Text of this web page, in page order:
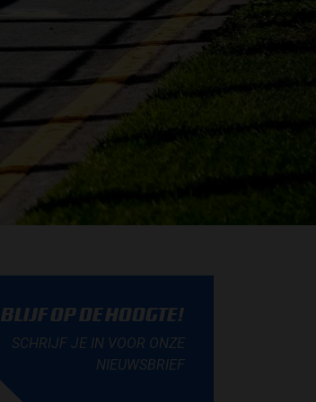
BLIJF OP DE HOOGTE!
SCHRIJF JE IN VOOR ONZE
NIEUWSBRIEF